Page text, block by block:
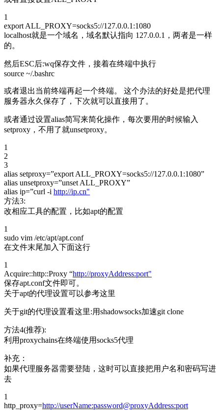
1
export ALL_PROXY=socks5://127.0.0.1:1080
localhost就是一个域名，域名默认指向 127.0.0.1，两者是一样
的。
然后ESC后:wq保存文件，接着在终端中执行
source ~/.bashrc
或者退出当前终端再起一个终端。 这个办法的好处是把代理
服务器永久保存了，下次就可以直接用了。
或者通过设置alias简写来简化操作，每次要用的时候输入
setproxy，不用了就unsetproxy。
1
2
3
alias setproxy=”export ALL_PROXY=socks5://127.0.0.1:1080”
alias unsetproxy=”unset ALL_PROXY”
alias ip=”curl -i http://ip.cn"
方法3:
改相应工具的配置，比如apt的配置
1
sudo vim /etc/apt/apt.conf
在文件末尾加入下面这行
1
Acquire::http::Proxy “http://proxyAddress:port"
保存apt.conf文件即可。
关于apt的代理设置可以参考这里
关于git的代理设置看这里:用shadowsocks加速git clone
方法4(推荐):
利用proxychains在终端使用socks5代理
补充：
如果代理服务器需要登陆，这时可以直接把用户名和密码写进
去
1
http_proxy=http://userName:password@proxyAddress:port